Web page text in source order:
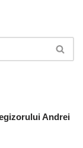
Andrei